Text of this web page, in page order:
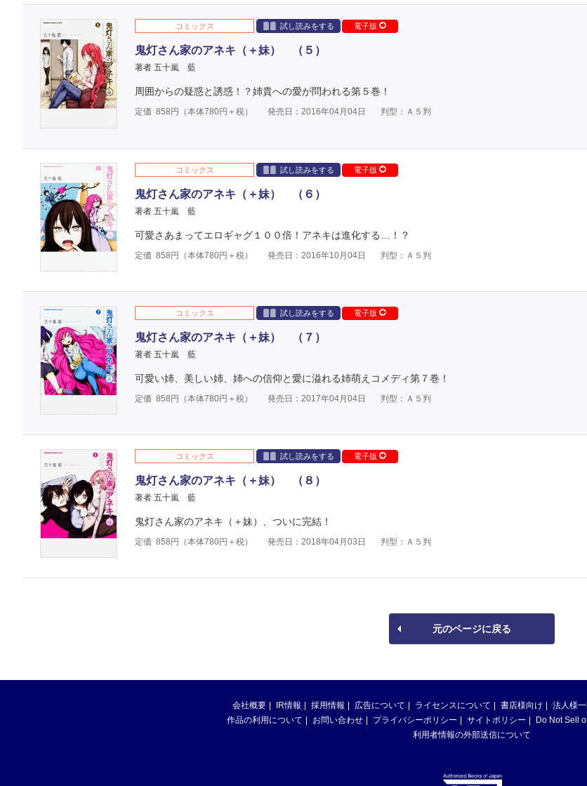
コミックス 試し読みをする 電子版
鬼灯さん家のアネキ（＋妹） （５）
著者 五十嵐 藍
周囲からの疑惑と誘惑！？姉貴への愛が問われる第５巻！
定価 858 円（本体780円＋税） 発売日：2016年04月04日 判型：Ａ５判
コミックス 試し読みをする 電子版
鬼灯さん家のアネキ（＋妹） （６）
著者 五十嵐 藍
可愛さあまってエロギャグ１００倍！アネキは進化する…！？
定価 858 円（本体780円＋税） 発売日：2016年10月04日 判型：Ａ５判
コミックス 試し読みをする 電子版
鬼灯さん家のアネキ（＋妹） （７）
著者 五十嵐 藍
可愛い姉、美しい姉、姉への信仰と愛に溢れる姉萌えコメディ第７巻！
定価 858 円（本体780円＋税） 発売日：2017年04月04日 判型：Ａ５判
コミックス 試し読みをする 電子版
鬼灯さん家のアネキ（＋妹） （８）
著者 五十嵐 藍
鬼灯さん家のアネキ（＋妹）、ついに完結！
定価 858 円（本体780円＋税） 発売日：2018年04月03日 判型：Ａ５判
元のページに戻る
会社概要 IR情報 採用情報 広告について ライセンスについて 書店様向け 法人様
作品の利用について
お問い合わせ プライバシーポリシー サイトポリシー
Do Not Sell
利用者情報の外部送信について